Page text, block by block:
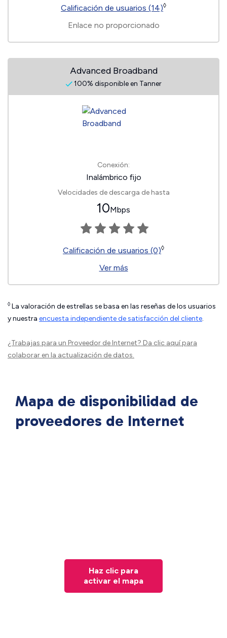
Calificación de usuarios (14)◊
Enlace no proporcionado
Advanced Broadband
100% disponible en Tanner
Conexión:
Inalámbrico fijo
Velocidades de descarga de hasta
10Mbps
Calificación de usuarios (0)◊
Ver más
◊ La valoración de estrellas se basa en las reseñas de los usuarios
y nuestra encuesta independiente de satisfacción del cliente.
¿Trabajas para un Proveedor de Internet? Da clic aquípara
colaborar en la actualización de datos.
Mapa de disponibilidad de
proveedores de Internet
Haz clic para
activar el mapa